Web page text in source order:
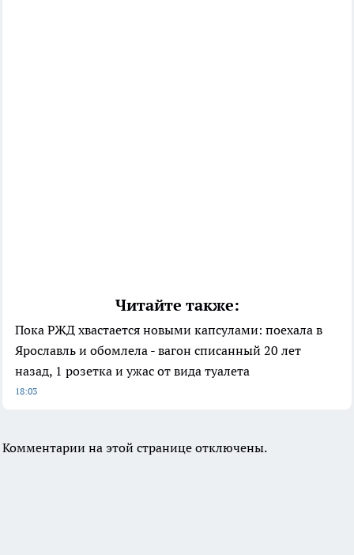
Читайте также:
Пока РЖД хвастается новыми капсулами: поехала в
Ярославль и обомлела - вагон списанный 20 лет
назад, 1 розетка и ужас от вида туалета
18:03
Комментарии на этой странице отключены.